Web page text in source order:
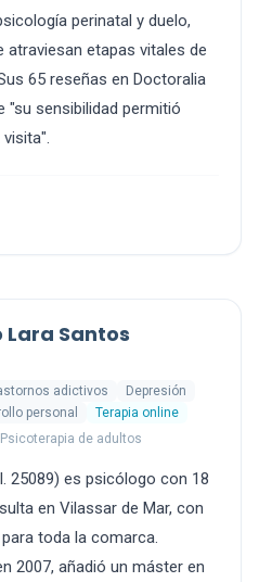
perinatal y duelo,
etapas vitales de
65 reseñas en Doctoralia
"su sensibilidad permitió
Lara Santos
adictivos
Depresión
personal
Terapia online
de adultos
25089) es psicólogo con 18
en Vilassar de Mar, con
toda la comarca.
2007, añadió un máster en